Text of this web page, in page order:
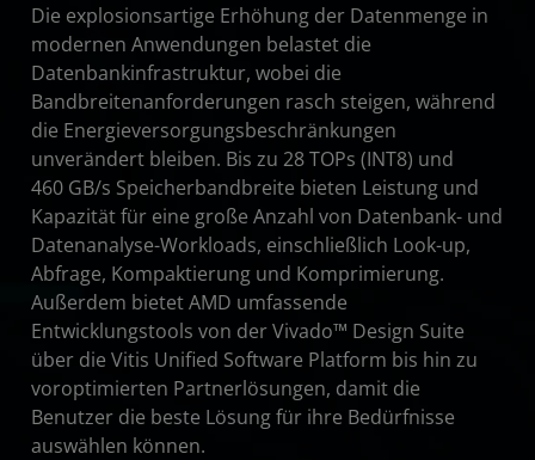
Die explosionsartige Erhöhung der Datenmenge in
modernen Anwendungen belastet die
Datenbankinfrastruktur, wobei die
Bandbreitenanforderungen rasch steigen, während
die Energieversorgungsbeschränkungen
unverändert bleiben. Bis zu 28 TOPs (INT8) und
460 GB/s Speicherbandbreite bieten Leistung und
Kapazität für eine große Anzahl von Datenbank- und
Datenanalyse-Workloads, einschließlich Look-up,
Abfrage, Kompaktierung und Komprimierung.
Außerdem bietet AMD umfassende
Entwicklungstools von der Vivado™ Design Suite
über die Vitis Unified Software Platform bis hin zu
voroptimierten Partnerlösungen, damit die
Benutzer die beste Lösung für ihre Bedürfnisse
auswählen können.